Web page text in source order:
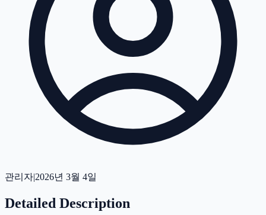
관리자|2026년 3월 4일
Detailed Description